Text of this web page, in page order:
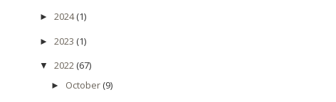
► 2024(1)
► 2023 (1)
▼ 2022(67)
► October(9)